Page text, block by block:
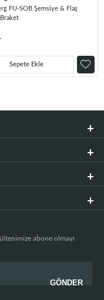
FU-SOB Şemsiye & Flaş
Sepete Ekle
abone olmayı